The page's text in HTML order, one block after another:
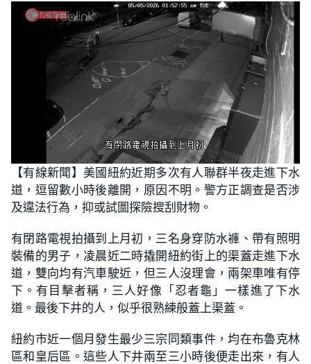
n
m
t
e
o
a
d
e
d
:
3
6
%
【有線新聞】美國紐約近期多次有人聯群半夜走進下水
道，逗留數小時後離開，原因不明。警方正調查是否涉
及違法行為，抑或試圖探險搜刮財物。
有閉路電視拍攝到上月初，三名身穿防水褲、帶有照明
裝備的男子，凌晨近二時撬開紐約街上的渠蓋走進下水
道，雙向均有汽車駛近，但三人沒理會，兩架車唯有停
下。有目擊者稱，三人好像「忍者龜」一樣進了下水
道。最後下井的人，似乎很熟練般蓋上渠蓋。
紐約市近一個月發生最少三宗同類事件，均在布魯克林
區和皇后區。這些人下井兩至三小時後便走出來，有人